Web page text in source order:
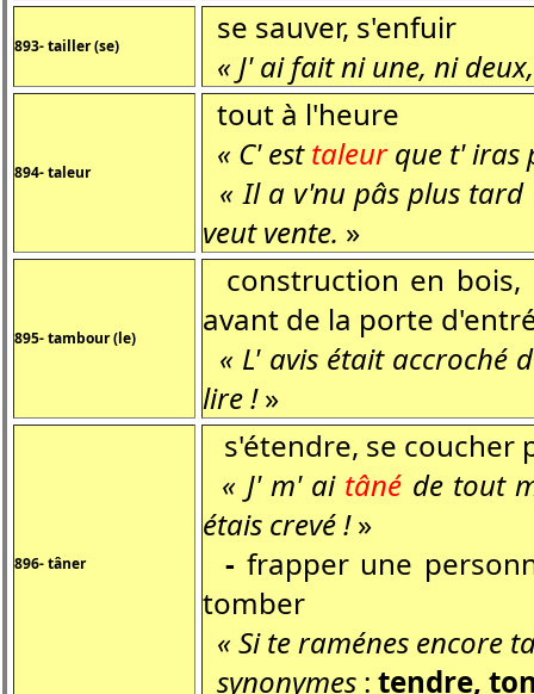
893- tailler (se)
se sauver, s'enfuir
« J' ai fait ni une, ni
894- taleur
tout à l'heure
« C' esttaleurque t' iras
« Il a v'nu pâs plus
veut vente. »
895- tambour (le)
construction en
avant de la porte
« L' avis était accroché
lire !»
896- tâner
s'étendre, se coucher
« J' m' ai tâné de tout
étais crevé !»
- frapper une
tomber
« Si te raménes encore
synonymes : tendre,